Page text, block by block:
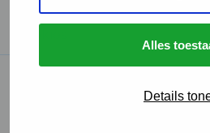
Alles
Details
GGD Reisvaccinaties